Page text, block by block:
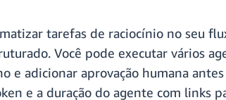
tarefas de raciocínio no seu
Você pode executar vários
e adicionar aprovação humana
e a duração do agente com links